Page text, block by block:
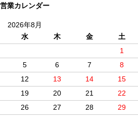
営業カレンダー
2026年8月
水 木 金
土
1
5 6 7
8
12 13 14
15
19 20 21
22
26 27 28
29